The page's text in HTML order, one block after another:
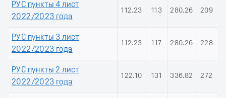
РУС пункты 4 лист
2022/2023 года
112.23 113 280.26 209
РУС пункты 3 лист
2022/2023 года
112.23 117 280.26 228
РУС пункты 2 лист
2022/2023 года
122.10 131 336.82 272